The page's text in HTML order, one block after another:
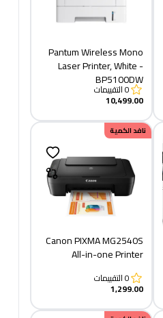
Pantum Wireless Mono
Laser Printer, White -
BP5100DW
0التقييمات
10,499.00
نافد الكمية
Canon PIXMA MG2540S
All-in-one Printer
0التقييمات
1,299.00